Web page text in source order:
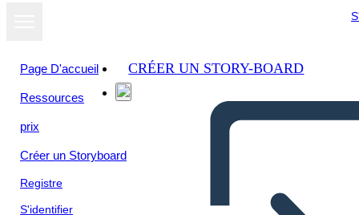
Page D'accueil
Ressources
prix
Créer un Storyboard
Registre
S'identifier
CRÉER UN STORY-BOARD